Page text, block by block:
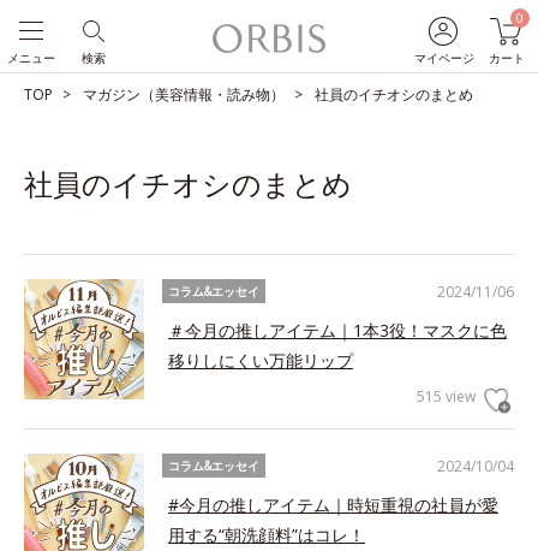
マイページ
0
カート
検索
メニュー
TOP マガジン（美容情報・読み物） 社員のイチオシのまとめ
社員のイチオシのまとめ
2024/11/06
コラム&エッセイ
＃今月の推しアイテム｜1本3役！マスクに色
移りしにくい万能リップ
515 view
2024/10/04
コラム&エッセイ
#今月の推しアイテム｜時短重視の社員が愛
用する“朝洗顔料”はコレ！